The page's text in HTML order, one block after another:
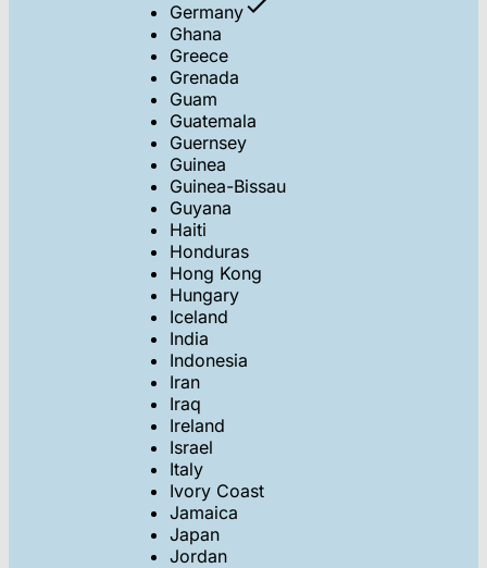
Germany
Ghana
Greece
Grenada
Guam
Guatemala
Guernsey
Guinea
Guinea-Bissau
Guyana
Haiti
Honduras
Hong Kong
Hungary
Iceland
India
Indonesia
Iran
Iraq
Ireland
Israel
Italy
Ivory Coast
Jamaica
Japan
Jordan